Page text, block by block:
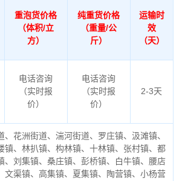
重泡货价格
（体积/立
方）
纯重货价格
（重量/公
斤）
运输时
效
（天）
电话咨询
（实时报
价）
电话咨询
（实时报
价）
2-3天
、花洲街道、湍河街道、罗庄镇、汲滩镇、
镇、林扒镇、构林镇、十林镇、张村镇、都
、刘集镇、桑庄镇、彭桥镇、白牛镇、腰店
文渠镇、高集镇、夏集镇、陶营镇、小杨营